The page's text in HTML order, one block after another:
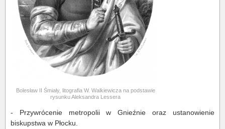
Bolesław II Śmiały, litografia W. Walkiewicza na podstawie
rysunku Aleksandra Lessera
- Przywrócenie metropolii w Gnieźnie oraz ustanowienie
biskupstwa w Płocku.